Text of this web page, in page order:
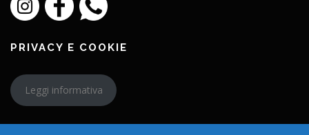
PRIVACY E COOKIE
Leggi informativa